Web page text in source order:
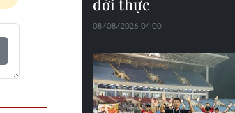
đời thực
08/08/2026 04:00